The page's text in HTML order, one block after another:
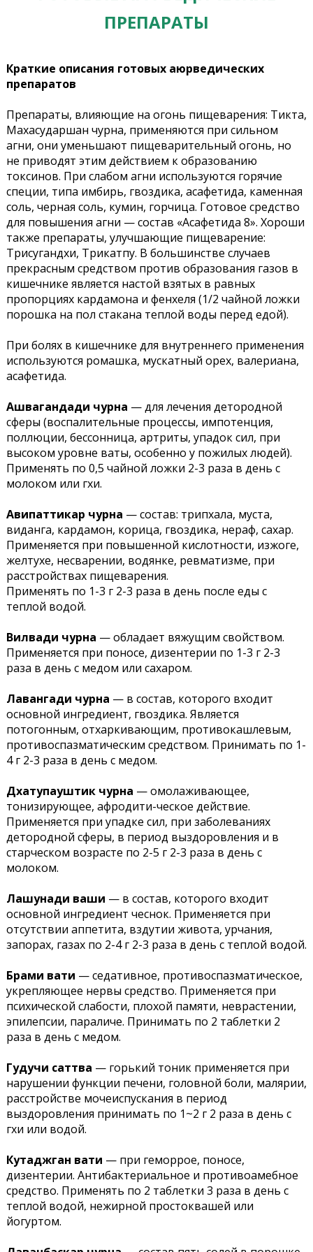
ПРЕПАРАТЫ
Краткие описания готовых аюрведических
препаратов
Препараты, влияющие на огонь пищеварения: Тикта,
Махасударшан чурна, применяются при сильном
агни, они уменьшают пищеварительный огонь, но
не приводят этим действием к образованию
токсинов. При слабом агни используются горячие
специи, типа имбирь, гвоздика, асафетида, каменная
соль, черная соль, кумин, горчица. Готовое средство
для повышения агни — состав «Асафетида 8». Хороши
также препараты, улучшающие пищеварение:
Трисугандхи, Трикатпу. В большинстве случаев
прекрасным средством против образования газов в
кишечнике является настой взятых в равных
пропорциях кардамона и фенхеля (1/2 чайной ложки
порошка на пол стакана теплой воды перед едой).
При болях в кишечнике для внутреннего применения
используются ромашка, мускатный орех, валериана,
асафетида.
Ашвагандади чурна — для лечения детородной
сферы (воспалительные процессы, импотенция,
поллюции, бессонница, артриты, упадок сил, при
высоком уровне ваты, особенно у пожилых людей).
Применять по 0,5 чайной ложки 2-3 раза в день с
молоком или гхи.
Авипаттикар чурна — состав: трипхала, муста,
виданга, кардамон, корица, гвоздика, нераф, сахар.
Применяется при повышенной кислотности, изжоге,
желтухе, несварении, водянке, ревматизме, при
расстройствах пищеварения.
Применять по 1-3 г 2-3 раза в день после еды с
теплой водой.
Вилвади чурна — обладает вяжущим свойством.
Применяется при поносе, дизентерии по 1-3 г 2-3
раза в день с медом или сахаром.
Лавангади чурна — в состав, которого входит
основной ингредиент, гвоздика. Является
потогонным, отхаркивающим, противокашлевым,
противоспазматическим средством. Принимать по 1-
4 г 2-3 раза в день с медом.
Дхатупауштик чурна — омолаживающее,
тонизирующее, афродити-ческое действие.
Применяется при упадке сил, при заболеваниях
детородной сферы, в период выздоровления и в
старческом возрасте по 2-5 г 2-3 раза в день с
молоком.
Лашунади ваши — в состав, которого входит
основной ингредиент чеснок. Применяется при
отсутствии аппетита, вздутии живота, урчания,
запорах, газах по 2-4 г 2-3 раза в день с теплой водой.
Брами вати — седативное, противоспазматическое,
укрепляющее нервы средство. Применяется при
психической слабости, плохой памяти, неврастении,
эпилепсии, параличе. Принимать по 2 таблетки 2
раза в день с медом.
Гудучи саттва — горький тоник применяется при
нарушении функции печени, головной боли, малярии,
расстройстве мочеиспускания в период
выздоровления принимать по 1~2 г 2 раза в день с
гхи или водой.
Кутаджган вати — при геморрое, поносе,
дизентерии. Антибактериальное и противоамебное
средство. Применять по 2 таблетки 3 раза в день с
теплой водой, нежирной простоквашей или
йогуртом.